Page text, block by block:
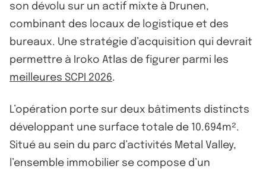
son dévolu sur un actif mixte à Drunen,
combinant des locaux de logistique et des
bureaux. Une stratégie d’acquisition qui devrait
permettre à Iroko Atlas de figurer parmi les
meilleures SCPI 2026.
L’opération porte sur deux bâtiments distincts
développant une surface totale de 10.694m².
Situé au sein du parc d’activités Metal Valley,
l’ensemble immobilier se compose d’un